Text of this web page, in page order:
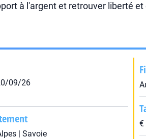
à l'argent et retrouver liberté
09/26
| Savoie
€